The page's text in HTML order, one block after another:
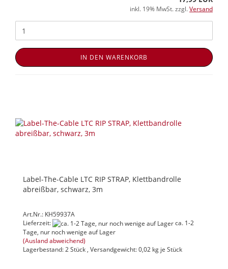
inkl. 19% MwSt. zzgl.Versand
IN DEN WARENKORB
Label-The-Cable LTC RIP STRAP, Klettbandrolle
abreißbar, schwarz, 3m
Art.Nr.: KH59937A
Lieferzeit:
ca. 1-2
Tage, nur noch wenige auf Lager
(Ausland abweichend)
Lagerbestand: 2 Stück , Versandgewicht:0,02 kg je Stück